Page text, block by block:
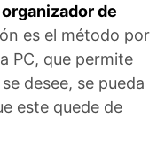
organizador de
es el método por
PC, que permite
desee, se pueda
este quede de